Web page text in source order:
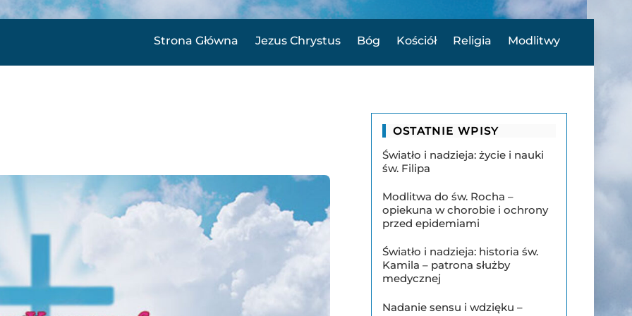
Strona Główna Jezus Chrystus Bóg Kościół Religia Modlitwy
OSTATNIE WPISY
Światło i nadzieja: życie i nauki
św. Filipa
Modlitwa do św. Rocha –
opiekuna w chorobie i ochrony
przed epidemiami
Światło i nadzieja: historia św.
Kamila – patrona służby
medycznej
Nadanie sensu i wdzięku –